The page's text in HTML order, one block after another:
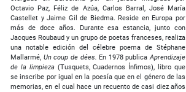
Octavio Paz, Féliz de Azúa, Carlos Barral, José María
Castellet y Jaime Gil de Biedma. Reside en Europa por
más de doce años. Durante esa estancia, junto con
Jacques Roubaud y un grupo de poetas franceses, realiza
una notable edición del célebre poema de Stéphane
Mallarmé, Un coup de dées. En 1978 publicaAprendizaje
de la limpieza(Tusquets, Cuadernos Ínfimos), libro que
se inscribe por igual en la poesía que en el género de las
memorias, en el cual hace un recuento de casi diez años